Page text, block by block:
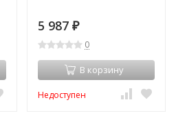
5 987 ₽
0
В корзину
Недоступен